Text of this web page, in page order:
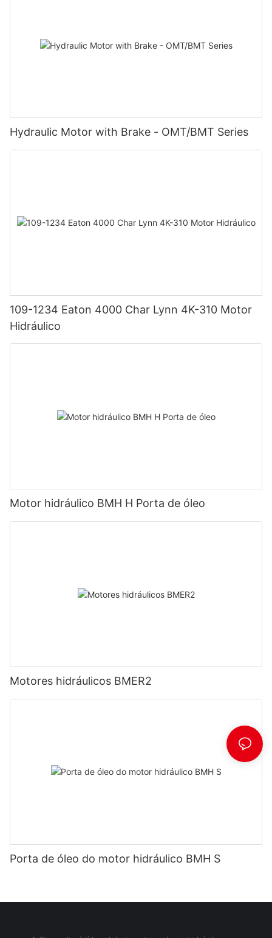
Hydraulic Motor with Brake - OMT/BMT Series
109-1234 Eaton 4000 Char Lynn 4K-310 Motor
Hidráulico
Motor hidráulico BMH H Porta de óleo
Motores hidráulicos BMER2
Porta de óleo do motor hidráulico BMH S